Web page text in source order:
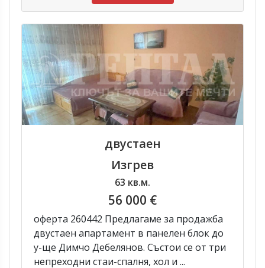
двустаен
Изгрев
63 кв.м.
56 000 €
оферта 260442 Предлагаме за продажба
двустаен апартамент в панелен блок до
у-ще Димчо Дебелянов. Състои се от три
непреходни стаи-спалня, хол и ...